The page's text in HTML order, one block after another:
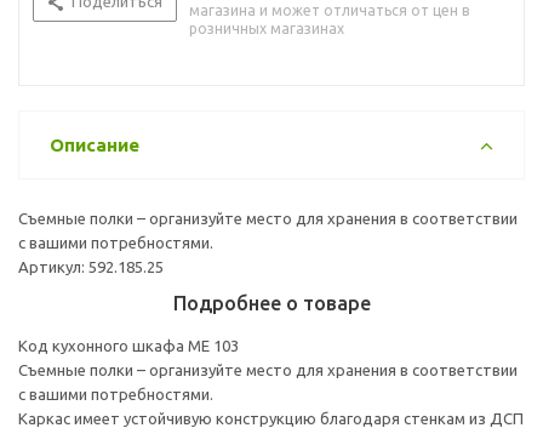
магазина и может отличаться от цен в
розничных магазинах
Описание
Съемные полки – организуйте место для хранения в соответствии
с вашими потребностями.
Артикул: 592.185.25
Подробнее о товаре
Код кухонного шкафа ME 103
Съемные полки – организуйте место для хранения в соответствии
с вашими потребностями.
Каркас имеет устойчивую конструкцию благодаря стенкам из ДСП